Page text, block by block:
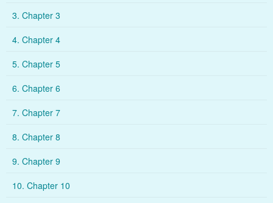
3. Chapter 3
4. Chapter 4
5. Chapter 5
6. Chapter 6
7. Chapter 7
8. Chapter 8
9. Chapter 9
10. Chapter 10